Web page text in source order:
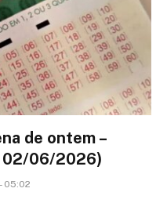
de ontem –
02/06/2026)
05:02